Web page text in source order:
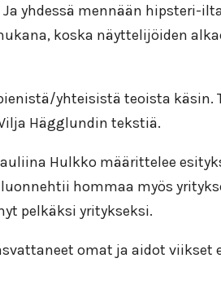
yhdessä mennään hipsteri-
koska näyttelijöiden
yhteisistä teoista käsin.
Hägglundin tekstiä.
Hulkko määrittelee
luonnehtii hommaa myös
pelkäksi yritykseksi.
omat ja aidot viikset